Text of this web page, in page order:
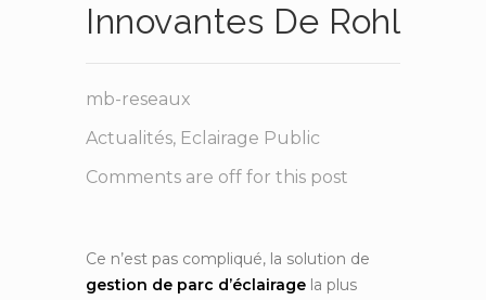
Innovantes De Rohl
mb-reseaux
Actualités, Eclairage Public
Comments are off for this post
Ce n’est pas compliqué, la solution de
gestion de parc d’éclairage la plus